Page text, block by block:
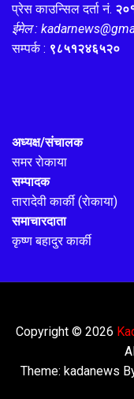
प्रेस काउन्सिल दर्ता नं.
ईमेल :
सम्पर्क : ९८५१२४६५२०
अध्यक्ष/संचालक
समर राेकाया
सम्पादक
तारादेवी कार्की (राेकाया)
समाचारदाता
कृष्ण बहादुर कार्की
Copyright © 2026
Theme: kadanews